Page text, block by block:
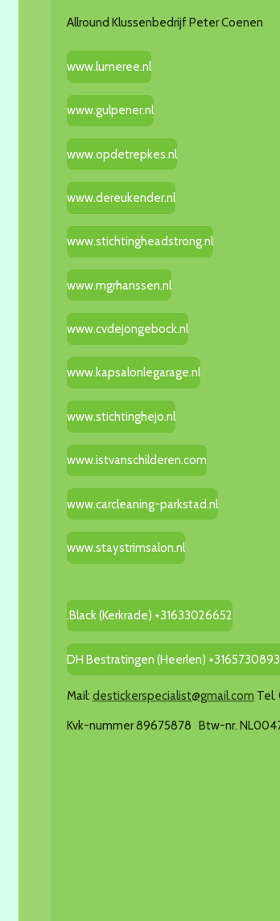
Allround Klussenbedrijf Peter Coenen
www.lumeree.nl
www.gulpener.nl
www.opdetrepkes.nl
www.dereukender.nl
www.stichtingheadstrong.nl
www.mgrhanssen.nl
www.cvdejongebock.nl
www.kapsalonlegarage.nl
www.stichtinghejo.nl
www.istvanschilderen.com
www.carcleaning-parkstad.nl
www.staystrimsalon.nl
.Black (Kerkrade) +31633026652
DH Bestratingen (Heerlen)
Mail:destickerspecialist@gmail.com Tel.
Kvk-nummer 89675878 Btw-nr.